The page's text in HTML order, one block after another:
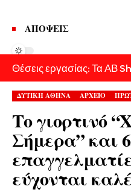
ΑΠΟΨΕΙΣ
Θέσεις εργασίας: Τα ΑΒ
ΔΥΤΙΚΗ ΑΘΗΝΑ ΑΡΧΕΙΟ
Το γιορτινό
Σήμερα” και
εύχονται